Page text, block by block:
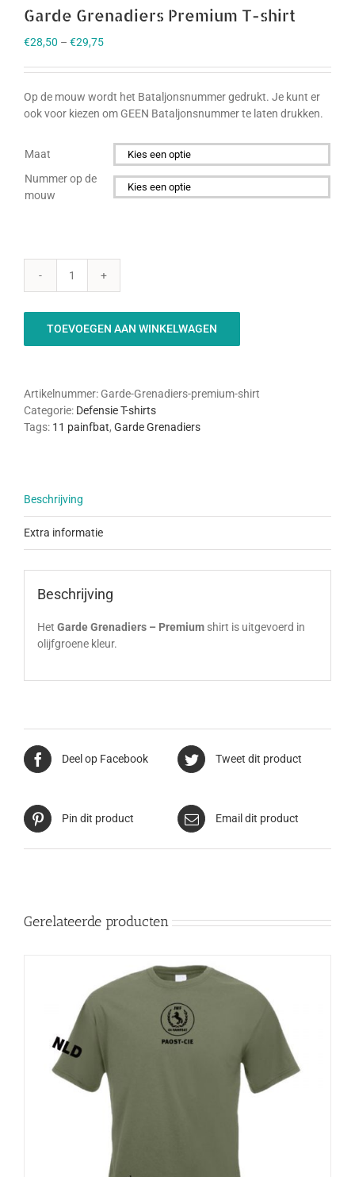
Garde Grenadiers Premium T-shirt
€28,50 – €29,75
Op de mouw wordt het Bataljonsnummer gedrukt. Je kunt er
ook voor kiezen om GEEN Bataljonsnummer te laten drukken.
Maat

Nummer op de
mouw
Garde
Premium
T-
shirt
TOEVOEGEN AAN WINKELWAGEN
Artikelnummer: Garde-Grenadiers-premium-shirt
Categorie: Defensie T-shirts
Tags: 11 painfbat, Garde Grenadiers
Beschrijving
Extra informatie
Beschrijving
Het Garde Grenadiers – Premiumshirt is uitgevoerd in
olijfgroene kleur.
Deel op Facebook Tweet dit product
Pin dit product Email dit product
Gerelateerde producten